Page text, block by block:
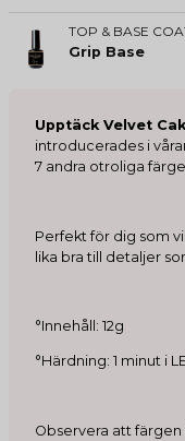
TOP & BASE
Grip Base
Upptäck Velvet
introducerades i
7 andra otroliga
Perfekt för dig som
lika bra till detaljer
°Innehåll: 12g
°Härdning: 1 minut i
Observera att